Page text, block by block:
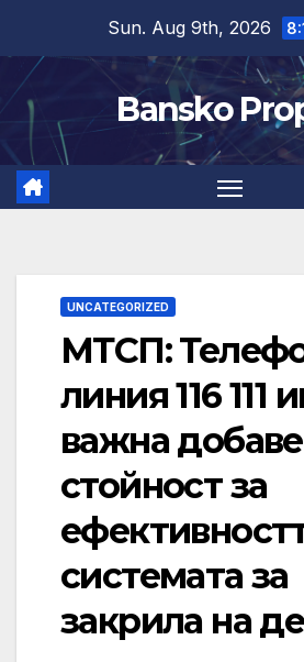
content
Sun. Aug 9th, 2026
Bansko
UNCATEGORIZED
МТСП:
линия 116 111
важна
стойност за
системата за
закрила на